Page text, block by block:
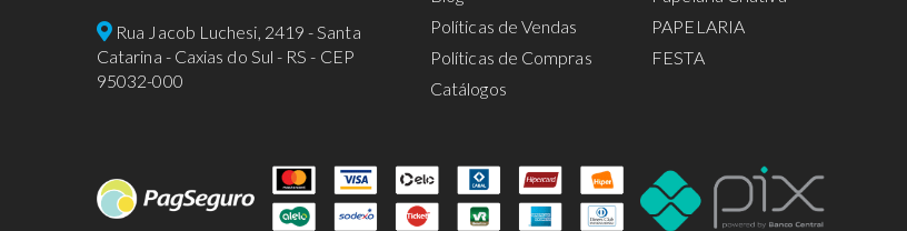
Rua Jacob Luchesi, 2419 - Santa
Catarina - Caxias do Sul - RS - CEP
95032-000
Políticas de Vendas
Políticas de Compras
Catálogos
PAPELARIA
FESTA